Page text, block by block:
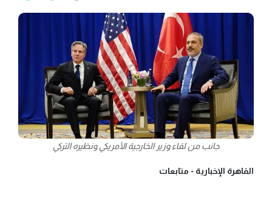
جانب من لقاء وزير الخارجية الأمريكي ونظيره التركي
القاهرة الإخبارية - متابعات